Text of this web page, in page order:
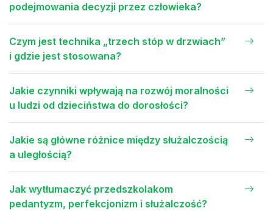
podejmowania decyzji przez człowieka?
Czym jest technika „trzech stóp w drzwiach”
i gdzie jest stosowana?
Jakie czynniki wpływają na rozwój moralności
u ludzi od dzieciństwa do dorosłości?
Jakie są główne różnice między służalczością
a uległością?
Jak wytłumaczyć przedszkolakom
pedantyzm, perfekcjonizm i służalczość?